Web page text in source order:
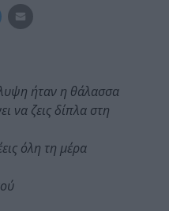
ήταν η θάλασσα
να ζεις δίπλα στη
όλη τη μέρα